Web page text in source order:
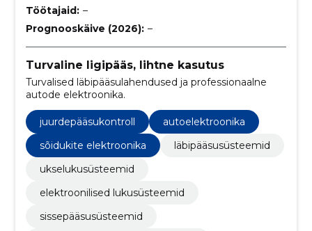
Töötajaid: –
Prognooskäive (2026): –
Turvaline ligipääs, lihtne kasutus
Turvalised läbipääsulahendused ja professionaalne
autode elektroonika.
juurdepääsukontroll
autoelektroonika
sõidukite elektroonika
läbipääsusüsteemid
ukselukusüsteemid
elektroonilised lukusüsteemid
sissepääsusüsteemid